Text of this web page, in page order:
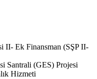
II- Ek Finansman (SŞP II-
Santrali (GES) Projesi
Hizmeti